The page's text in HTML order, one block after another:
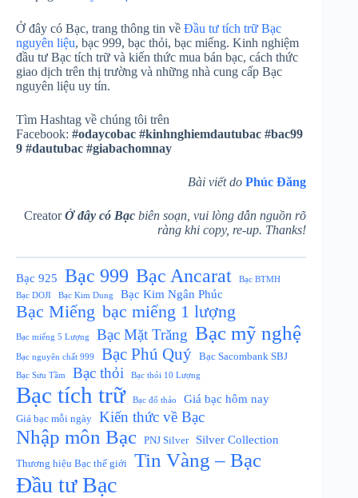
Ở đây có Bạc, trang thông tin về Đầu tư tích trữ Bạc
nguyên liệu, bạc 999, bạc thỏi, bạc miếng. Kinh nghiệm
đầu tư Bạc tích trữ và kiến thức mua bán bạc, cách thức
giao dịch trên thị trường và những nhà cung cấp Bạc
nguyên liệu uy tín.
Tìm Hashtag về chúng tôi trên
Facebook: #odaycobac #kinhnghiemdautubac #bac99
9 #dautubac #giabachomnay
Bài viết do Phúc Đăng
CreatorỞ đây có Bạc biên soạn, vui lòng dẫn nguồn rõ
ràng khi copy, re-up. Thanks!
Bạc 925 Bạc 999 Bạc Ancarat
Bạc BTMH
Bạc DOJI
Bạc Kim Dung Bạc Kim Ngân Phúc
Bạc Miếng bạc miếng 1 lượng
Bạc miếng 5 Lượng Bạc Mặt Trăng Bạc mỹ nghệ
Bạc nguyên chất 999 Bạc Phú Quý Bạc Sacombank SBJ
Bạc Sưu Tầm Bạc thỏi Bạc thỏi 10 Lượng
Bạc tích trữ Bạc đổ thảo Giá bạc hôm nay
Giá bạc mỗi ngày Kiến thức về Bạc
Nhập môn Bạc PNJ Silver Silver Collection
Thương hiệu Bạc thế giới Tin Vàng – Bạc
Đầu tư Bạc